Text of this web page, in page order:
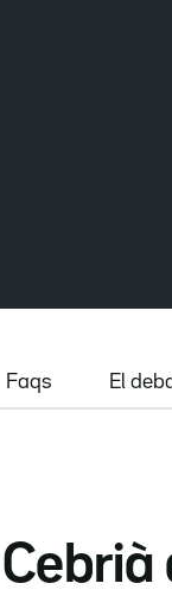
Faqs El